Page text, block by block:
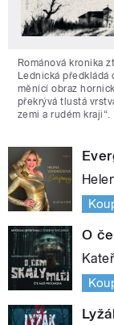
Románová kronika
Lednická předkládá
měnící obraz
překrývá tlustá
zemi a rudém kraji“.
O